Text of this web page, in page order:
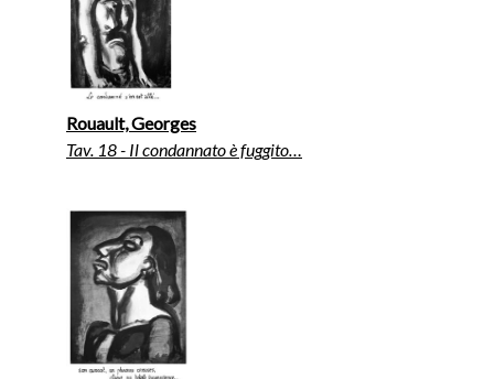
Rouault, Georges
Tav. 18 - Il condannato è fuggito…